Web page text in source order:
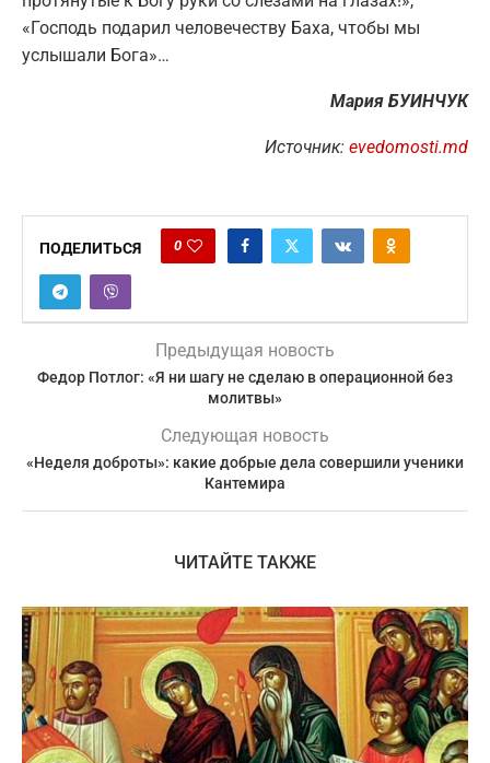
«Господь подарил человечеству Баха, чтобы мы
услышали Бога»…
Мария БУИНЧУК
Источник: evedomosti.md
ПОДЕЛИТЬСЯ 0
Предыдущая новость
Федор Потлог: «Я ни шагу не сделаю в операционной без
молитвы»
Следующая новость
«Неделя доброты»: какие добрые дела совершили ученики
Кантемира
ЧИТАЙТЕ ТАКЖЕ